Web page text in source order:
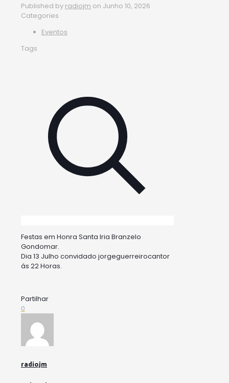
Published by radiojm on Junho 10, 2026
Categories
Eventos
Tags
Festas em Honra Santa Iria Branzelo
Gondomar.
Dia 13 Julho convidado jorgeguerreirocantor
ás 22 Horas.
Partilhar
0
radiojm